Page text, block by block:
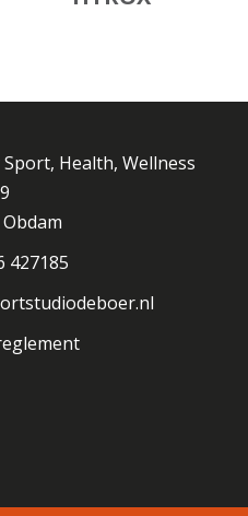
Health, Wellness
Obdam
427185